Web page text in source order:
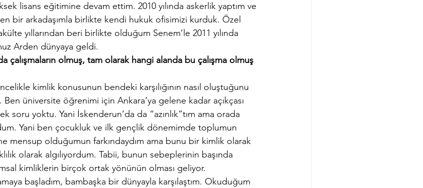
lisans eğitimine devam ettim. 2010 yılında askerlik yaptım ve
bir arkadaşımla birlikte kendi hukuk ofisimizi kurduk. Özel
yıllarından beri birlikte olduğum Senem’le 2011 yılında
Arden dünyaya geldi.
çalışmaların olmuş, tam olarak hangi alanda bu çalışma olmuş
kimlik konusunun bendeki karşılığının nasıl oluştuğunu
Ben üniversite öğrenimi için Ankara’ya gelene kadar açıkçası
soru yoktu. Yani İskenderun’da da “azınlık”tım ama orada
Yani ben çocukluk ve ilk gençlik dönemimde toplumun
mensup olduğumun farkındaydım ama bunu bir kimlik olarak
olarak algılıyordum. Tabii, bunun sebeplerinin başında
kimliklerin birçok ortak yönünün olması geliyor.
başladım, bambaşka bir dünyayla karşılaştım. Okuduğum